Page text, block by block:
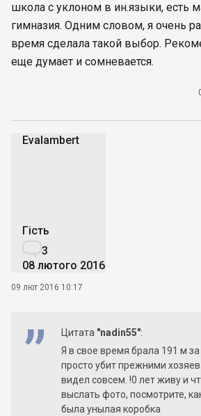
школа с уклоном в ин.языки, есть
гимназия. Одним словом, я очень
время сделала такой выбор.
еще думает и сомневается.
Evalambert
Гість
3
08 лютого 2016
09 лют 2016 10:17
Цитата "nadin55":
Я в свое время брала 191 м
просто убит прежними
видел совсем. !0 лет живу и
выслать фото, посмотрите,
была унылая коробка